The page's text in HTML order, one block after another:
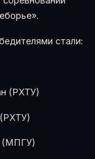
стали:
(РХТУ)
(МПГУ)